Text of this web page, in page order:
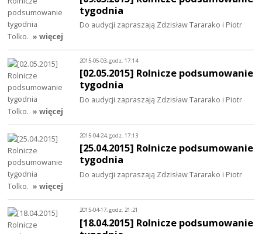
tygodnia
Do audycji zapraszają Zdzisław Tararako i Piotr
Tolko. » więcej
2015-05-03, godz. 17:14
[02.05.2015] Rolnicze podsumowanie
tygodnia
Do audycji zapraszają Zdzisław Tararako i Piotr
Tolko. » więcej
2015-04-24, godz. 17:13
[25.04.2015] Rolnicze podsumowanie
tygodnia
Do audycji zapraszają Zdzisław Tararako i Piotr
Tolko. » więcej
2015-04-17, godz. 21:21
[18.04.2015] Rolnicze podsumowanie